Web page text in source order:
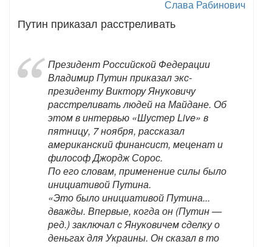
Слава Рабинович
Путин приказал расстреливать
Президент Российской Федерации
Владимир Путин приказал экс-
президенту Виктору Януковичу
расстреливать людей на Майдане. Об
этом в интервью «Шустер Live» в
пятницу, 7 ноября, рассказал
американский финансист, меценат и
философ Джордж Сорос.
По его словам, применение силы было
инициативой Путина.
«Это было инициативой Путина...
дважды. Впервые, когда он (Путин —
ред.) заключал с Януковичем сделку о
деньгах для Украины. Он сказал в то